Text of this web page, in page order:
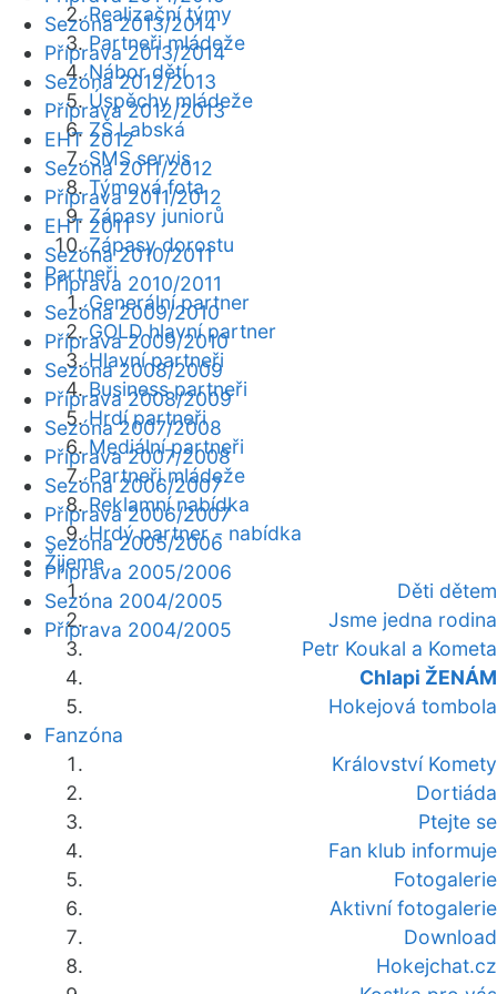
Realizační týmy
Partneři mládeže
Nábor dětí
Úspěchy mládeže
ZŠ Labská
SMS servis
Týmová fota
Zápasy juniorů
Zápasy dorostu
Partneři
Generální partner
GOLD hlavní partner
Hlavní partneři
Business partneři
Hrdí partneři
Mediální partneři
Partneři mládeže
Reklamní nabídka
Hrdý partner - nabídka
Žijeme
Děti dětem
Jsme jedna rodina
Petr Koukal a Kometa
Chlapi ŽENÁM
Hokejová tombola
Fanzóna
Království Komety
Dortiáda
Ptejte se
Fan klub informuje
Fotogalerie
Aktivní fotogalerie
Download
Hokejchat.cz
Sezóna 2013/2014
Příprava 2013/2014
Sezóna 2012/2013
Příprava 2012/2013
EHT 2012
Sezóna 2011/2012
Příprava 2011/2012
EHT 2011
Sezóna 2010/2011
Příprava 2010/2011
Sezóna 2009/2010
Příprava 2009/2010
Sezóna 2008/2009
Příprava 2008/2009
Sezóna 2007/2008
Příprava 2007/2008
Sezóna 2006/2007
Příprava 2006/2007
Sezóna 2005/2006
Příprava 2005/2006
Sezóna 2004/2005
Příprava 2004/2005